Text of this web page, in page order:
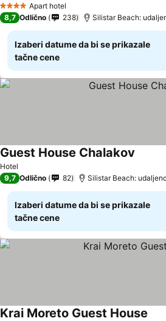
4 ZvezdiceApart hotel
8,7 Odlično 238 Silistar Beach:
Izaberi datume da bi se prikazale
tačne cene
Hotel
Guest House Chalakov
9,7 Odlično 82 Silistar Beach:
Izaberi datume da bi se prikazale
tačne cene
Krai Moreto Guest House